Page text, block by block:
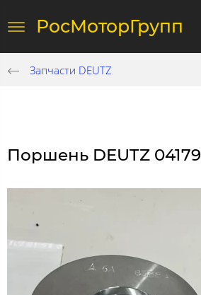
РосМоторГрупп
Запчасти DEUTZ
Поршень DEUTZ